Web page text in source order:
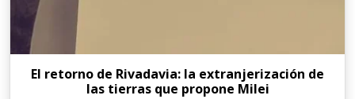
El retorno de Rivadavia: la extranjerización de
las tierras que propone Milei